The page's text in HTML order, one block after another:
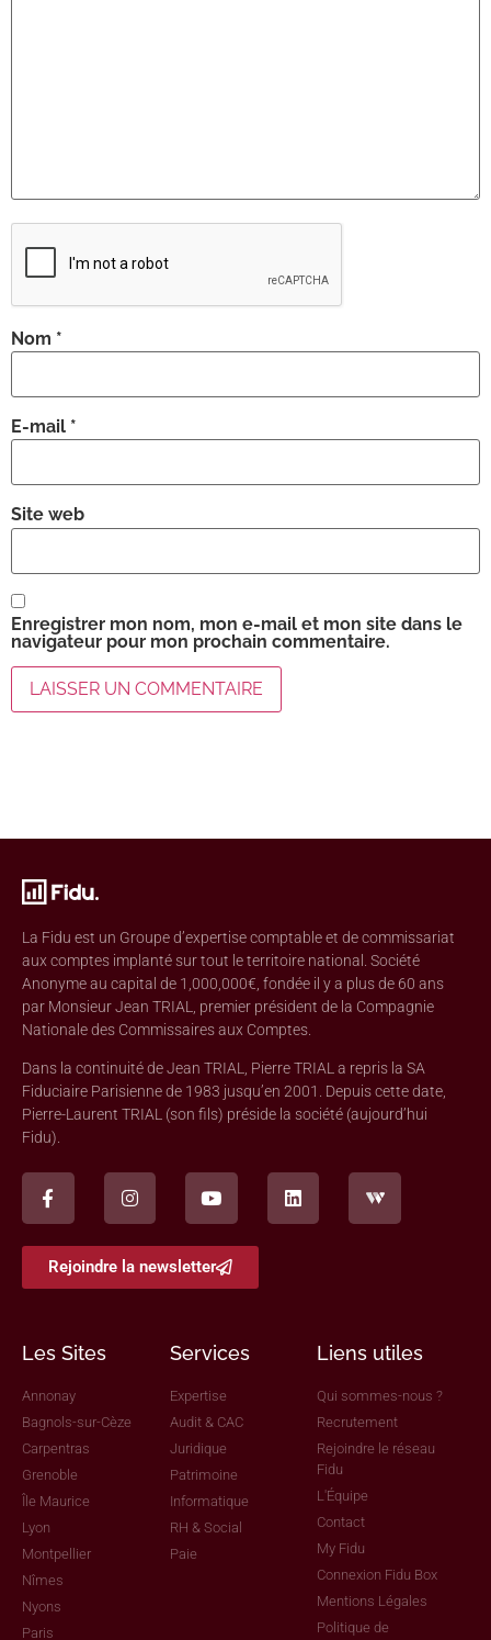
Nom *
E-mail *
Site web
Enregistrer mon nom, mon e-mail et mon site dans le
navigateur pour mon prochain commentaire.
La Fidu est un Groupe d’expertise comptable et de commissariat
aux comptes implanté sur tout le territoire national. Société
Anonyme au capital de 1,000,000€, fondée il y a plus de 60 ans
par Monsieur Jean TRIAL, premier président de la Compagnie
Nationale des Commissaires aux Comptes.
Dans la continuité de Jean TRIAL, Pierre TRIAL a repris la SA
Fiduciaire Parisienne de 1983 jusqu’en 2001. Depuis cette date,
Pierre-Laurent TRIAL (son fils) préside la société (aujourd’hui
Fidu).
Rejoindre la newsletter
Les Sites
Annonay
Bagnols-sur-Cèze
Carpentras
Grenoble
Île Maurice
Lyon
Montpellier
Nîmes
Nyons
Paris
Services
Expertise
Audit & CAC
Juridique
Patrimoine
Informatique
RH & Social
Paie
Liens utiles
Qui sommes-nous ?
Recrutement
Rejoindre le réseau
Fidu
L'Équipe
Contact
My Fidu
Connexion Fidu Box
Mentions Légales
Politique de